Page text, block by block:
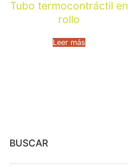
Tubo termocontráctil en
rollo
Leer más
BUSCAR